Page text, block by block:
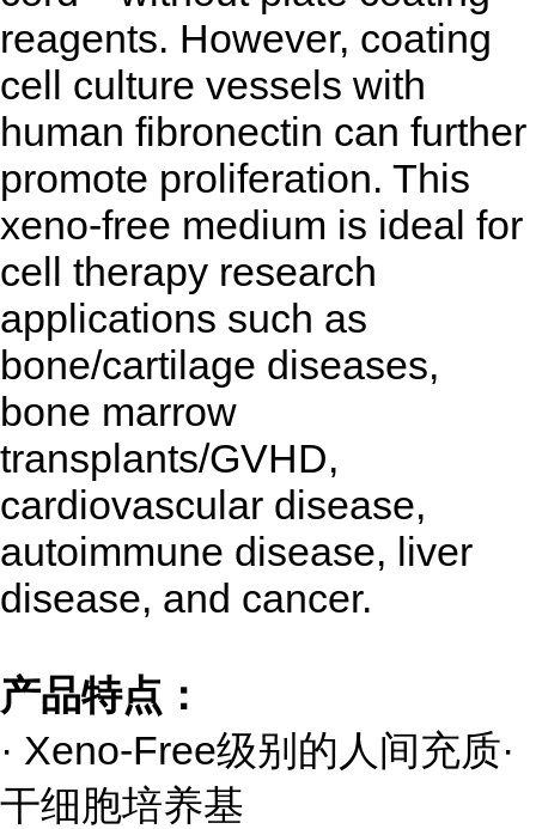
reagents. However, coating
cell culture vessels with
human fibronectin can further
promote proliferation. This
xeno-free medium is ideal for
cell therapy research
applications such as
bone/cartilage diseases,
bone marrow
transplants/GVHD,
cardiovascular disease,
autoimmune disease, liver
disease, and cancer.
产品特点：
· Xeno-Free级别的人间充质·
干细胞培养基